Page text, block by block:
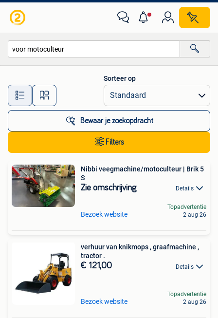
Alle afstanden…
Sorteer op
Bewaar je zoekopdracht
Filters
Nibbi veegmachine/motoculteur | Brik 5
S
Zie omschrijving Details
Bezoek website
Topadvertentie
2 aug 26
verhuur van knikmops , graafmachine ,
tractor .
€ 121,00 Details
Bezoek website
Topadvertentie
2 aug 26